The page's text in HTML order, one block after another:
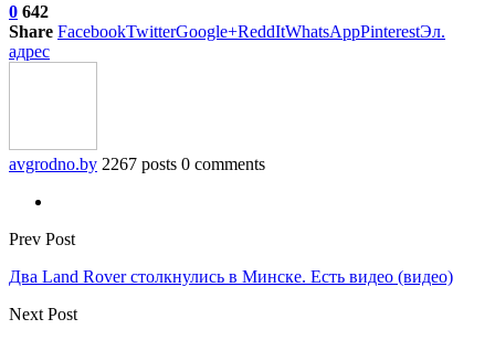
0 642
Share FacebookTwitterGoogle+ReddItWhatsAppPinterestЭл.
адрес
avgrodno.by 2267 posts 0 comments
Prev Post
Два Land Rover столкнулись в Минске. Есть видео (видео)
Next Post